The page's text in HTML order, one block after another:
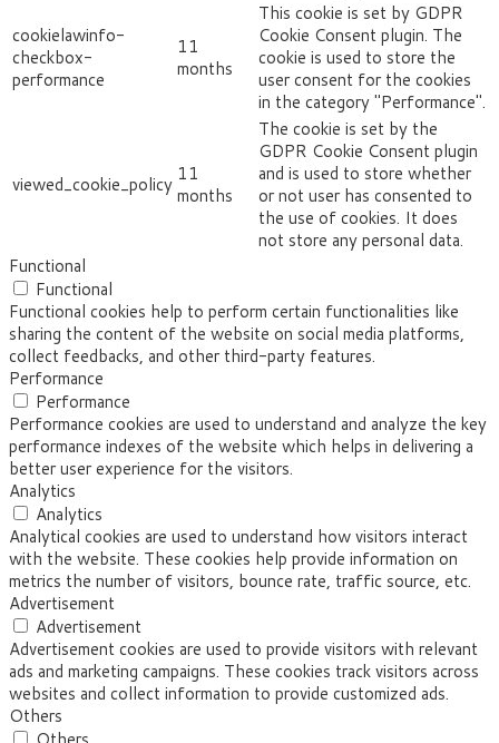
cookielawinfo-
checkbox-
performance
11
months
This cookie is set by GDPR
Cookie Consent plugin. The
cookie is used to store the
user consent for the cookies
in the category "Performance".
viewed_cookie_policy 11
months
The cookie is set by the
GDPR Cookie Consent plugin
and is used to store whether
or not user has consented to
the use of cookies. It does
not store any personal data.
Functional
Functional
Functional cookies help to perform certain functionalities like
sharing the content of the website on social media platforms,
collect feedbacks, and other third-party features.
Performance
Performance
Performance cookies are used to understand and analyze the key
performance indexes of the website which helps in delivering a
better user experience for the visitors.
Analytics
Analytics
Analytical cookies are used to understand how visitors interact
with the website. These cookies help provide information on
metrics the number of visitors, bounce rate, traffic source, etc.
Advertisement
Advertisement
Advertisement cookies are used to provide visitors with relevant
ads and marketing campaigns. These cookies track visitors across
websites and collect information to provide customized ads.
Others